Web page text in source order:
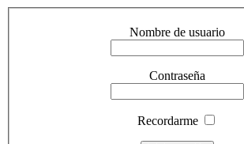
Nombre de usuario
Contraseña
Recordarme